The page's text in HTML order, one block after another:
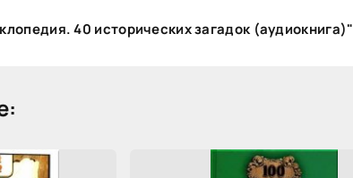
40 исторических загадок (аудиокнига)"